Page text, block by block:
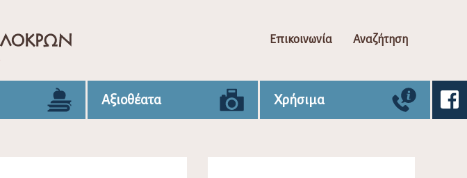
Επικοινωνία Αναζήτηση
Αξιοθέατα Χρήσιμα